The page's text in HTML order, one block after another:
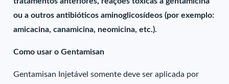
ou a outros antibióticos aminoglicosídeos (por exemplo:
amicacina, canamicina, neomicina, etc.).
Como usar o Gentamisan
Gentamisan Injetável somente deve ser aplicada por